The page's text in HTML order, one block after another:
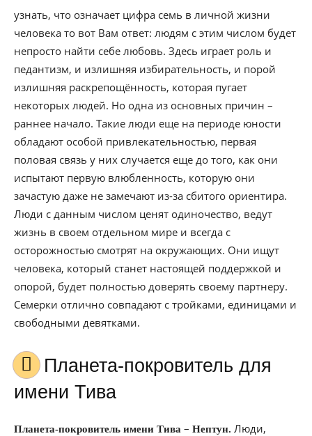
узнать, что означает цифра семь в личной жизни
человека то вот Вам ответ: людям с этим числом будет
непросто найти себе любовь. Здесь играет роль и
педантизм, и излишняя избирательность, и порой
излишняя раскрепощённость, которая пугает
некоторых людей. Но одна из основных причин –
раннее начало. Такие люди еще на периоде юности
обладают особой привлекательностью, первая
половая связь у них случается еще до того, как они
испытают первую влюбленность, которую они
зачастую даже не замечают из-за сбитого ориентира.
Люди с данным числом ценят одиночество, ведут
жизнь в своем отдельном мире и всегда с
осторожностью смотрят на окружающих. Они ищут
человека, который станет настоящей поддержкой и
опорой, будет полностью доверять своему партнеру.
Семерки отлично совпадают с тройками, единицами и
свободными девятками.
Планета-покровитель для
имени Тива
Планета-покровитель имени Тива – Нептун. Люди,